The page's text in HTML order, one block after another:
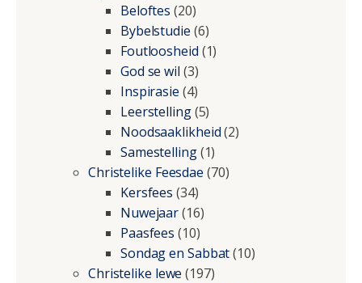
Beloftes (20)
Bybelstudie (6)
Foutloosheid (1)
God se wil (3)
Inspirasie (4)
Leerstelling(5)
Noodsaaklikheid(2)
Samestelling(1)
Christelike Feesdae (70)
Kersfees (34)
Nuwejaar(16)
Paasfees (10)
Sondag en Sabbat(10)
Christelike lewe (197)